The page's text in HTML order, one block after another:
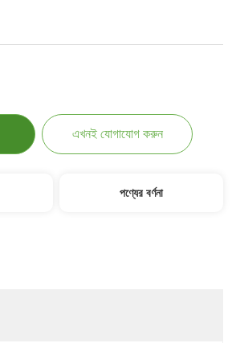
এখনই যোগাযোগ করুন
পণ্যের বর্ণনা